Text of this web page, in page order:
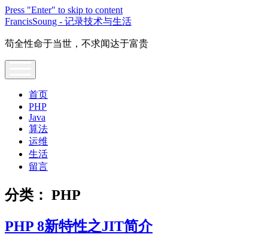
Press "Enter" to skip to content
FrancisSoung - 记录技术与生活
苟全性命于当世，不求闻达于富贵
首页
PHP
Java
算法
运维
生活
留言
分类： PHP
PHP 8新特性之JIT简介